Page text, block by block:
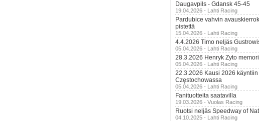
Daugavpils - Gdansk 45-45
19.04.2026 - Lahti Racing
Pardubice vahvin
pistettä
15.04.2026 - Lahti Racing
4.4.2026 Timo neljäs
05.04.2026 - Lahti Racing
28.3.2026 Henryk Zyto
05.04.2026 - Lahti Racing
22.3.2026 Kausi 2026
Częstochowassa
05.04.2026 - Lahti Racing
Fanituotteita saatavilla
19.03.2026 - Vuolas Racing
Ruotsi neljäs Speedway of
04.10.2025 - Lahti Racing